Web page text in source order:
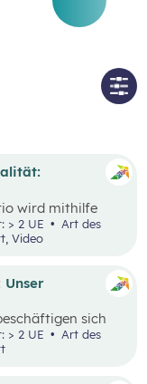
Unser
sich
und
> 2 UE
wird mithilfe
Material der
und
Jugendliche
Bedürfnisse und
finanziellen
Oft möchte
leisten kann und
auf etwas
nicht die einzige
> 2 UE
Video